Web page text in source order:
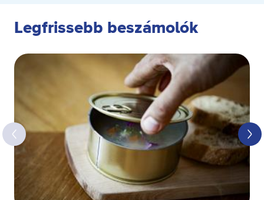
Legfrissebb beszámolók